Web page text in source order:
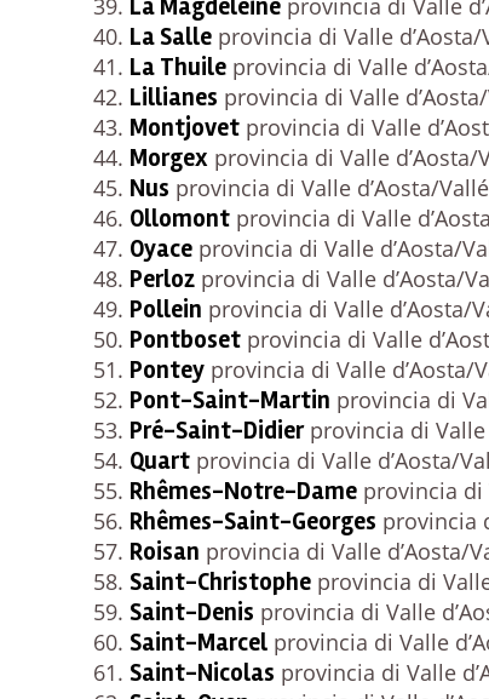
La Magdeleine provincia di Valle
La Salle provincia di Valle d’Aosta/
La Thuile provincia di Valle
Lillianes provincia di Valle
Montjovet provincia di Valle
Morgex provincia di Valle d’Aosta/
Nus provincia di Valle d’Aosta/
Ollomont provincia di Valle
Oyace provincia di Valle d’Aosta/
Perloz provincia di Valle d’Aosta/
Pollein provincia di Valle d’Aosta/
Pontboset provincia di Valle
Pontey provincia di Valle d’Aosta/
Pont-Saint-Martin provincia di
Pré-Saint-Didierprovincia di Valle
Quart provincia di Valle d’Aosta/
Rhêmes-Notre-Dame provincia di
Rhêmes-Saint-Georges provincia
Roisan provincia di Valle d’Aosta/
Saint-Christophe provincia di
Saint-Denis provincia di Valle
Saint-Marcel provincia di Valle
Saint-Nicolas provincia di Valle